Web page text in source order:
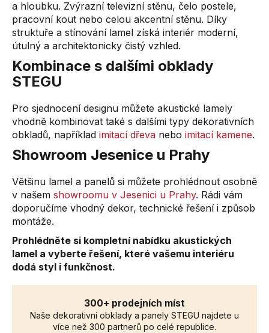
a hloubku. Zvýrazní televizní stěnu, čelo postele,
pracovní kout nebo celou akcentní stěnu. Díky
struktuře a stínování lamel získá interiér moderní,
útulný a architektonicky čistý vzhled.
Kombinace s dalšími obklady
STEGU
Pro sjednocení designu můžete akustické lamely
vhodně kombinovat také s dalšími typy dekorativních
obkladů, například imitací dřeva nebo imitací kamene.
Showroom Jesenice u Prahy
Většinu lamel a panelů si můžete prohlédnout osobně
v našem showroomu v Jesenici u Prahy. Rádi vám
doporučíme vhodný dekor, technické řešení i způsob
montáže.
Prohlédněte si kompletní nabídku akustických
lamel a vyberte řešení, které vašemu interiéru
dodá styl i funkčnost.
300+ prodejních míst
Naše dekorativní obklady a panely STEGU najdete u
více než 300 partnerů po celé republice.